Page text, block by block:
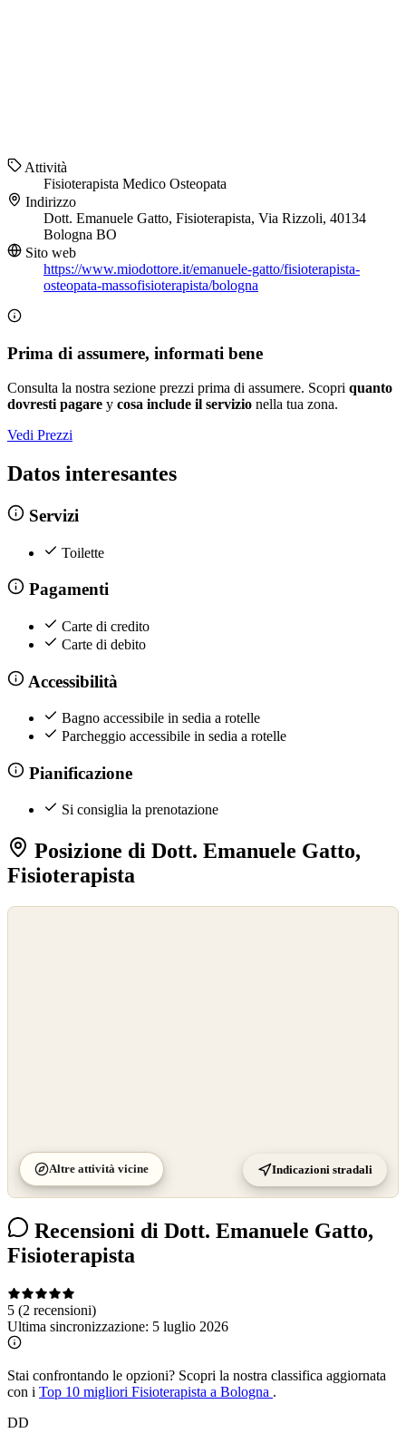
Attività
Fisioterapista Medico Osteopata
Indirizzo
Dott. Emanuele Gatto, Fisioterapista, Via Rizzoli, 40134
Bologna BO
Sito web
https://www.miodottore.it/emanuele-gatto/fisioterapista-
osteopata-massofisioterapista/bologna
Prima di assumere, informati bene
Consulta la nostra sezione prezzi prima di assumere. Scopri quanto
dovresti pagare y cosa include il servizio nella tua zona.
Vedi Prezzi
Datos interesantes
Servizi
Toilette
Pagamenti
Carte di credito
Carte di debito
Accessibilità
Bagno accessibile in sedia a rotelle
Parcheggio accessibile in sedia a rotelle
Pianificazione
Si consiglia la prenotazione
Posizione di Dott. Emanuele Gatto,
Fisioterapista
Altre attività vicine Indicazioni stradali
Recensioni di Dott. Emanuele Gatto,
Fisioterapista
5 (2 recensioni)
Ultima sincronizzazione: 5 luglio 2026
Stai confrontando le opzioni? Scopri la nostra classifica aggiornata
con i Top 10 migliori Fisioterapista a Bologna .
DD